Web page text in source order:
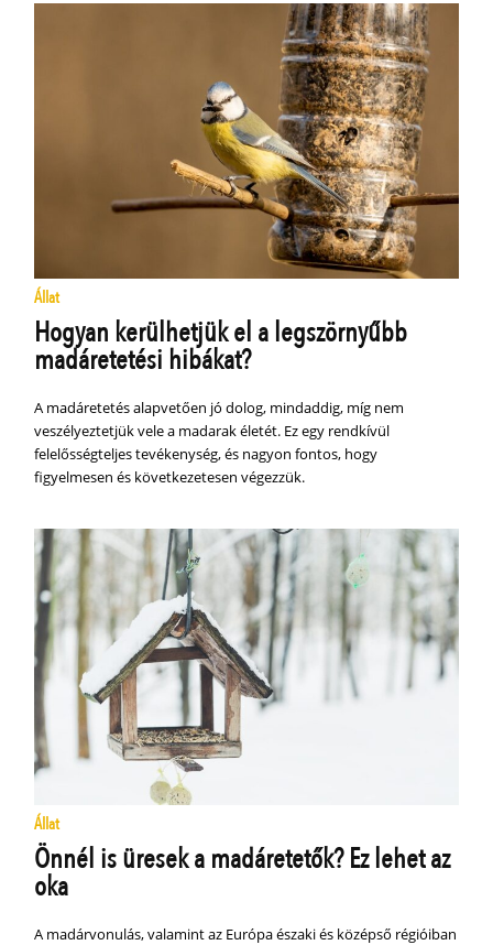
Állat
Hogyan kerülhetjük el a legszörnyűbb
madáretetési hibákat?
A madáretetés alapvetően jó dolog, mindaddig, míg nem
veszélyeztetjük vele a madarak életét. Ez egy rendkívül
felelősségteljes tevékenység, és nagyon fontos, hogy
figyelmesen és következetesen végezzük.
Állat
Önnél is üresek a madáretetők? Ez lehet az
oka
A madárvonulás, valamint az Európa északi és középső régióiban